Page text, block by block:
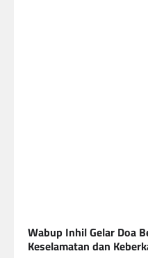
Wabup Inhil Gelar Doa
Keselamatan dan